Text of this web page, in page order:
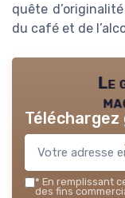
quête
du café et de
Le
* En remplissant
des fins